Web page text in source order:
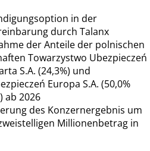
in der
durch Talanx
der Anteile der polnischen
Towarzystwo Ubezpieczeń
S.A. (24,3%) und
Europa S.A. (50,0%
ab 2026
des Konzernergebnis um
Millionenbetrag in